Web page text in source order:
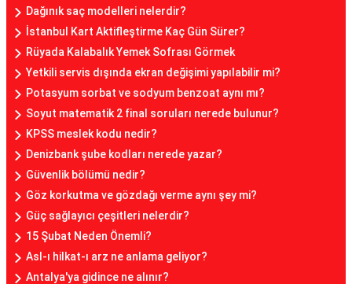
Dağınık saç modelleri nelerdir?
İstanbul Kart Aktifleştirme Kaç Gün Sürer?
Rüyada Kalabalık Yemek Sofrası Görmek
Yetkili servis dışında ekran değişimi yapılabilir mi?
Potasyum sorbat ve sodyum benzoat aynı mı?
Soyut matematik 2 final soruları nerede bulunur?
KPSS meslek kodu nedir?
Denizbank şube kodları nerede yazar?
Güvenlik bölümü nedir?
Göz korkutma ve gözdağı verme aynı şey mi?
Güç sağlayıcı çeşitleri nelerdir?
15 Şubat Neden Önemli?
Asl-ı hilkat-ı arz ne anlama geliyor?
Antalya'ya gidince ne alınır?